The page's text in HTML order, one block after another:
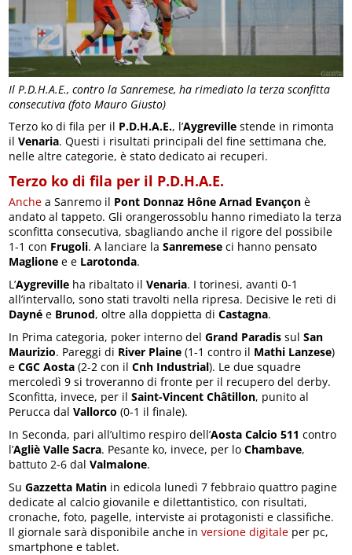
Il P.D.H.A.E., contro la Sanremese, ha rimediato la terza sconfitta
consecutiva (foto Mauro Giusto)
Terzo ko di fila per il P.D.H.A.E., l’Aygreville stende in rimonta
ilVenaria. Questi i risultati principali del fine settimana che,
nelle altre categorie, è stato dedicato ai recuperi.
Terzo ko di fila per il P.D.H.A.E.
Anche a Sanremo il Pont Donnaz Hône Arnad Evançon è
andato al tappeto. Gli orangerossoblu hanno rimediato la terza
sconfitta consecutiva, sbagliando anche il rigore del possibile
1-1 con Frugoli. A lanciare laSanremese ci hanno pensato
Maglione e e Larotonda.
L’Aygreville ha ribaltato ilVenaria. I torinesi, avanti 0-1
all’intervallo, sono stati travolti nella ripresa. Decisive le reti di
Dayné e Brunod, oltre alla doppietta diCastagna.
In Prima categoria, poker interno delGrand Paradis sulSan
Maurizio. Pareggi di River Plaine (1-1 contro il Mathi Lanzese)
eCGC Aosta (2-2 con ilCnh Industrial). Le due squadre
mercoledì 9 si troveranno di fronte per il recupero del derby.
Sconfitta, invece, per ilSaint-Vincent Châtillon, punito al
Perucca dalVallorco (0-1 il finale).
In Seconda, pari all’ultimo respiro dell’Aosta Calcio 511 contro
l’Agliè Valle Sacra. Pesante ko, invece, per loChambave,
battuto 2-6 dalValmalone.
SuGazzetta Matin in edicola lunedì 7 febbraio quattro pagine
dedicate al calcio giovanile e dilettantistico, con risultati,
cronache, foto, pagelle, interviste ai protagonisti e classifiche.
Il giornale sarà disponibile anche inversione digitale per pc,
smartphone e tablet.